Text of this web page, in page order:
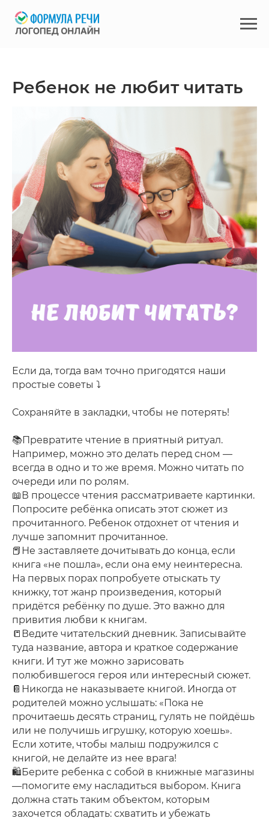
Ребенок не любит читать
Если да, тогда вам точно пригодятся наши
простые советы ⤵️
Сохраняйте в закладки, чтобы не потерять!
📚Превратите чтение в приятный ритуал.
Например, можно это делать перед сном —
всегда в одно и то же время. Можно читать по
очереди или по ролям.
📖В процессе чтения рассматриваете картинки.
Попросите ребёнка описать этот сюжет из
прочитанного. Ребенок отдохнет от чтения и
лучше запомнит прочитанное.
📕Не заставляете дочитывать до конца, если
книга «не пошла», если она ему неинтересна.
На первых порах попробуете отыскать ту
книжку, тот жанр произведения, который
придётся ребёнку по душе. Это важно для
привития любви к книгам.
📒Ведите читательский дневник. Записывайте
туда название, автора и краткое содержание
книги. И тут же можно зарисовать
полюбившегося героя или интересный сюжет.
📔Никогда не наказываете книгой. Иногда от
родителей можно услышать: «Пока не
прочитаешь десять страниц, гулять не пойдёшь
или не получишь игрушку, которую хоешь».
Если хотите, чтобы малыш подружился с
книгой, не делайте из нее врага!
🛍Берите ребенка с собой в книжные магазины
—помогите ему насладиться выбором. Книга
должна стать таким объектом, которым
захочется обладать: схватить и убежать